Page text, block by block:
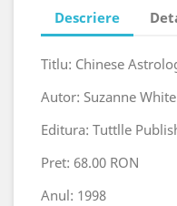
Descriere
Titlu: Chinese
Autor: Suzanne White
Editura: Tuttlle
Pret: 68.00 RON
Anul: 1998